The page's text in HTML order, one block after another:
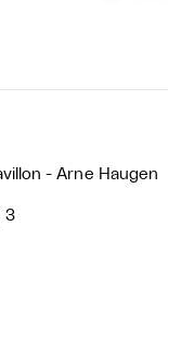
- Arne Haugen
3